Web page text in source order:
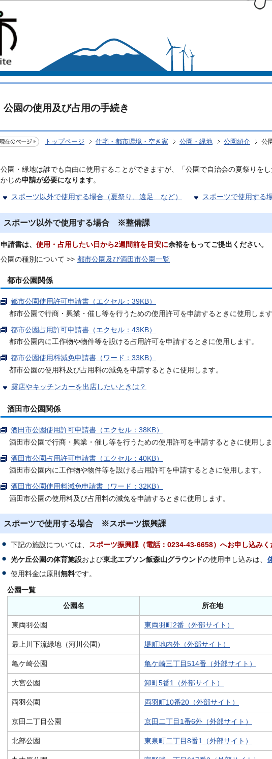
公園の使用及び占用の手続き
トップページ 住宅・都市環境・空き家 公園・緑地 公園紹介 公
公園・緑地は誰でも自由に使用することができますが、「公園で自治会の夏祭りを
かじめ申請が必要になります。
スポーツ以外で使用する場合（夏祭り、遠足　など） スポーツで使用する
スポーツ以外で使用する場合 ※整備課
申請書は、 使用・占用したい日から2週間前を目安に余裕をもってご提出ください。
公園の種別について >> 都市公園及び酒田市公園一覧
都市公園関係
都市公園使用許可申請書（エクセル：39KB）
都市公園で行商・興業・催し等を行うための使用許可を申請するときに使用します
都市公園占用許可申請書（エクセル：43KB）
都市公園内に工作物や物件等を設ける占用許可を申請するときに使用します。
都市公園使用料減免申請書（ワード：33KB）
都市公園の使用料及び占用料の減免を申請するときに使用します。
露店やキッチンカーを出店したいときは？
酒田市公園関係
酒田市公園使用許可申請書（エクセル：38KB）
酒田市公園で行商・興業・催し等を行うための使用許可を申請するときに使用しま
酒田市公園占用許可申請書（エクセル：40KB）
酒田市公園内に工作物や物件等を設ける占用許可を申請するときに使用します。
酒田市公園使用料減免申請書（ワード：32KB）
酒田市公園の使用料及び占用料の減免を申請するときに使用します。
スポーツで使用する場合 ※スポーツ振興課
下記の施設については、 スポーツ振興課（電話：0234-43-6658）へお申し込みく
光ケ丘公園の体育施設および東北エプソン飯森山グラウンドの使用申し込みは、
使用料金は原則 無料です。
公園一覧
公園名
所在地
東両羽公園 東両羽町2番（外部サイト）
最上川下流緑地（河川公園） 堤町地内外（外部サイト）
亀ケ崎公園 亀ケ崎三丁目514番（外部サイト）
大宮公園 卸町5番1（外部サイト）
両羽公園 両羽町10番20（外部サイト）
京田二丁目公園 京田二丁目1番6外（外部サイト）
北部公園 東泉町二丁目8番1（外部サイト）